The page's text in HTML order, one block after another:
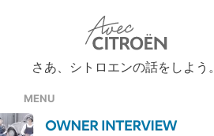
さあ、シトロエンの話をしよう。
MENU